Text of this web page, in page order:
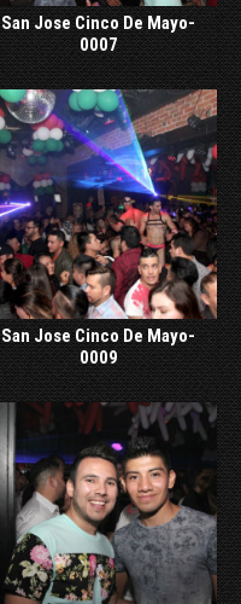
San Jose Cinco De Mayo-
0007
San Jose Cinco De Mayo-
0009